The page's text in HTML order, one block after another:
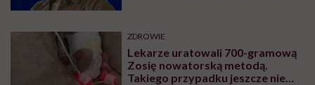
ZDROWIE
Lekarze uratowali 700-gramową
Zosię nowatorską metodą.
Takiego przypadku jeszcze nie